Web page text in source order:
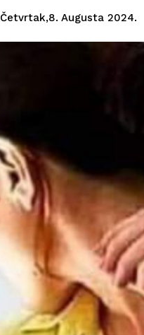
Četvrtak,8. Augusta 2024.